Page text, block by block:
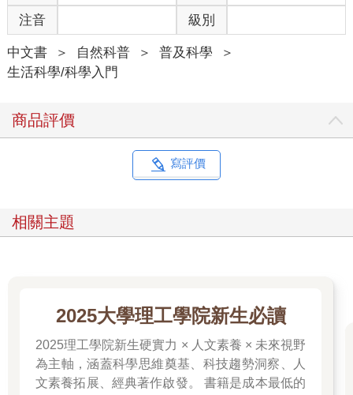
注音 級別
中文書 ＞ 自然科普 ＞ 普及科學
＞
生活科學/科學入門
商品評價
寫評價
相關主題
2025大學理工學院新生必讀
2025理工學院新生硬實力 × 人文素養 × 未來視野
為主軸，涵蓋科學思維奠基、科技趨勢洞察、人
文素養拓展、經典著作啟發。 書籍是成本最低的